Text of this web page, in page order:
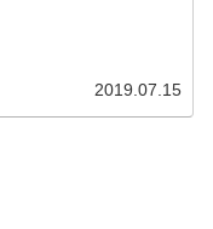
2019.07.15